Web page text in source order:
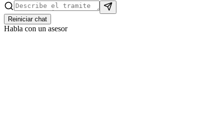
Reiniciar chat
Habla con un asesor